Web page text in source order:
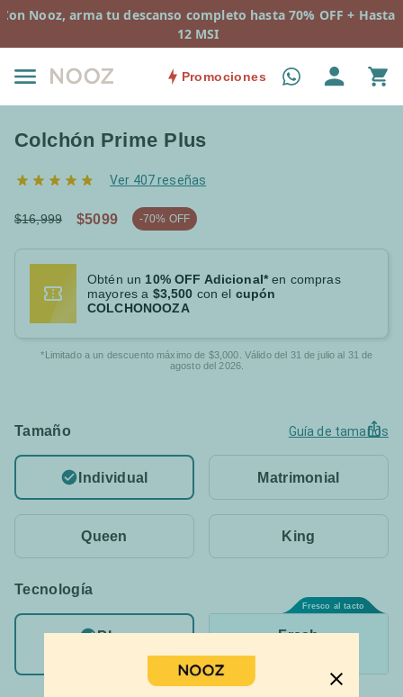
Con Nooz, arma tu descanso completo hasta 70% OFF + Hasta
12 MSI
Promociones
Colchón Prime Plus
Ver 407 reseñas
$16,999 $5099 -70% OFF
Obtén un 10% OFF Adicional*en compras
mayores a $3,500 con el cupón
COLCHONOOZA
*Limitado a un descuento máximo de $3,000. Válido del 31 de julio al 31 de
agosto del 2026.
Tamaño Guía de tamaños
Individual Matrimonial
Queen King
Tecnología
Plus
Durable y comfortable
Fresco al tacto
Fresh
Clásica, versión fresca